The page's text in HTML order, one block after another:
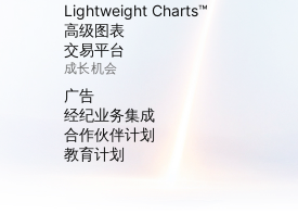
Lightweight Charts™
高级图表
交易平台
成长机会
广告
经纪业务集成
合作伙伴计划
教育计划